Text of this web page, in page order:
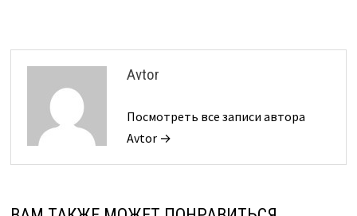
Avtor
Посмотреть все записи автора
Avtor →